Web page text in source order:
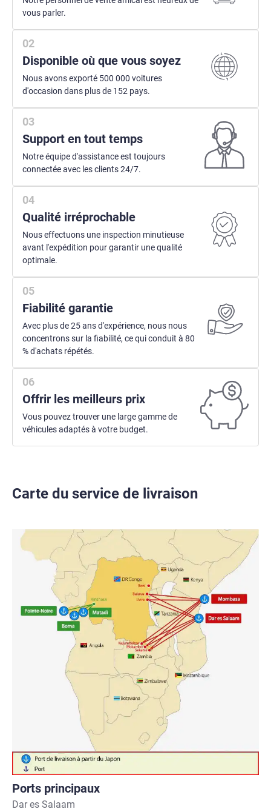
vous parler.
Disponible où que vous soyez
Nous avons exporté 500 000 voitures
d'occasion dans plus de 152 pays.
Support en tout temps
Notre équipe d'assistance est toujours
connectée avec les clients 24/7.
Qualité irréprochable
Nous effectuons une inspection minutieuse
avant l'expédition pour garantir une qualité
optimale.
Fiabilité garantie
Avec plus de 25 ans d'expérience, nous nous
concentrons sur la fiabilité, ce qui conduit à 80
% d'achats répétés.
Offrir les meilleurs prix
Vous pouvez trouver une large gamme de
véhicules adaptés à votre budget.
Carte du service de livraison
Ports principaux
Dar es Salaam